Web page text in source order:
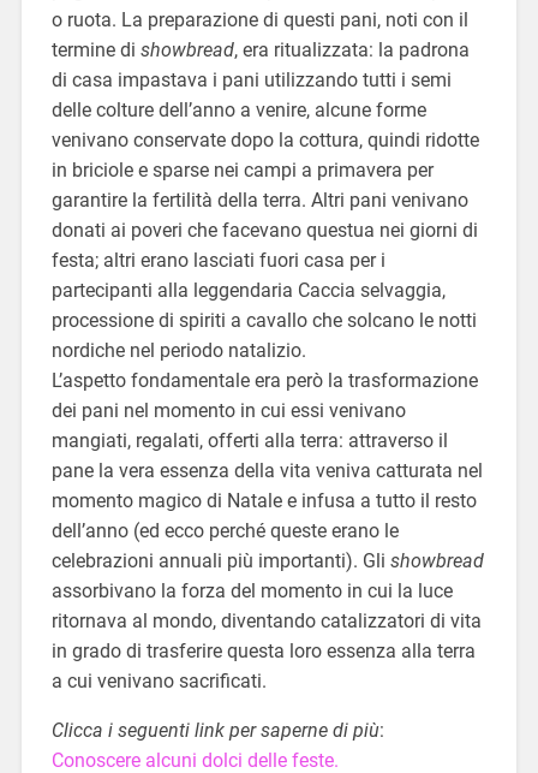
o ruota. La preparazione di questi pani, noti con il
termine di showbread, era ritualizzata: la padrona
di casa impastava i pani utilizzando tutti i semi
delle colture dell’anno a venire, alcune forme
venivano conservate dopo la cottura, quindi ridotte
in briciole e sparse nei campi a primavera per
garantire la fertilità della terra. Altri pani venivano
donati ai poveri che facevano questua nei giorni di
festa; altri erano lasciati fuori casa per i
partecipanti alla leggendaria Caccia selvaggia,
processione di spiriti a cavallo che solcano le notti
nordiche nel periodo natalizio.
L’aspetto fondamentale era però la trasformazione
dei pani nel momento in cui essi venivano
mangiati, regalati, offerti alla terra: attraverso il
pane la vera essenza della vita veniva catturata nel
momento magico di Natale e infusa a tutto il resto
dell’anno (ed ecco perché queste erano le
celebrazioni annuali più importanti). Gli showbread
assorbivano la forza del momento in cui la luce
ritornava al mondo, diventando catalizzatori di vita
in grado di trasferire questa loro essenza alla terra
a cui venivano sacrificati.
Clicca i seguenti link per saperne di più:
Conoscere alcuni dolci delle feste.